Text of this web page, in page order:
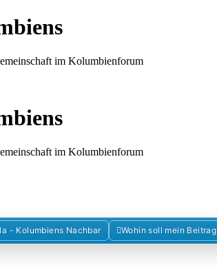
im Kolumbienforum
im Kolumbienforum
- Kolumbiens Nachbar Wohin soll mein Beitrag